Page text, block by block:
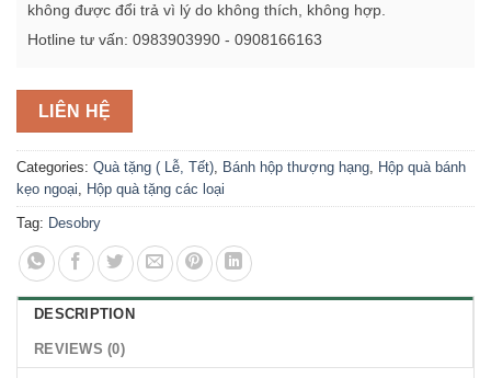
không được đổi trả vì lý do không thích, không hợp.
Hotline tư vấn: 0983903990 - 0908166163
LIÊN HỆ
Categories: Quà tặng ( Lễ, Tết) Bánh hộp thượng hạng
Hộp quà bánh
kẹo ngoại
Hộp quà tặng các loại
Tag: Desobry
DESCRIPTION
REVIEWS (0)